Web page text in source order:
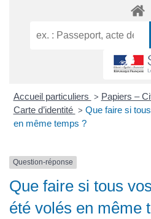
Accueil particuliers > Papiers –
Carte d’identité > Que faire si
en même temps ?
Question-réponse
Que faire si tous
été volés en même